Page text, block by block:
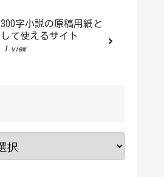
300字小説の原稿用紙と
して使えるサイト
1 view